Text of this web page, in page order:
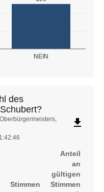
NEIN
des
file_download
Stimmen
Anteil
an
gültigen
Stimmen